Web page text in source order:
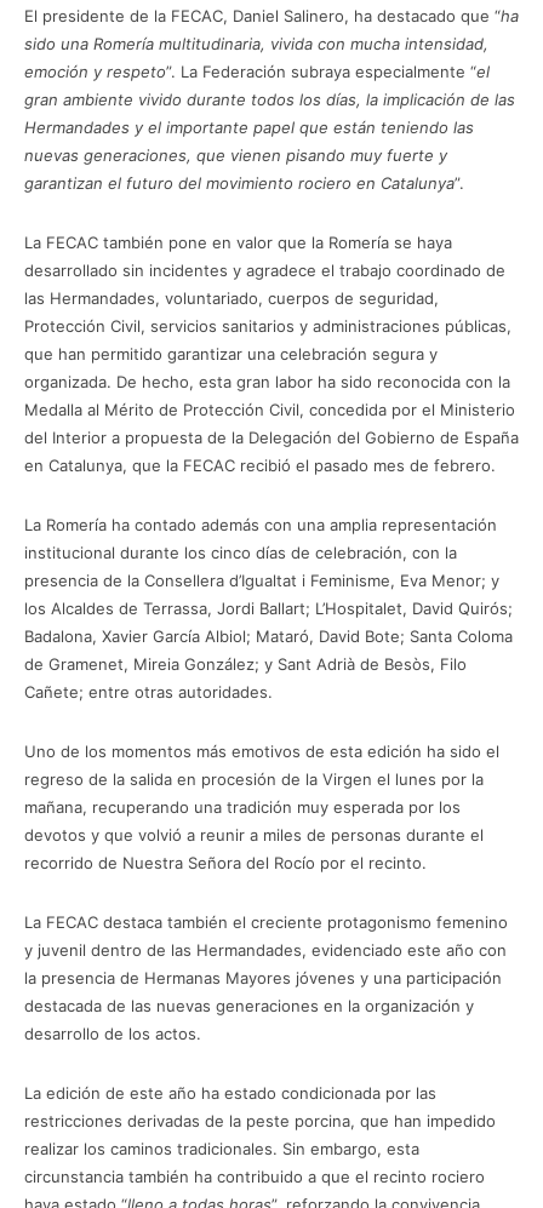
El presidente de la FECAC, Daniel Salinero, ha destacado que “ha
sido una Romería multitudinaria, vivida con mucha intensidad,
emoción y respeto”. La Federación subraya especialmente “el
gran ambiente vivido durante todos los días, la implicación de las
Hermandades y el importante papel que están teniendo las
nuevas generaciones, que vienen pisando muy fuerte y
garantizan el futuro del movimiento rociero en Catalunya”.
La FECAC también pone en valor que la Romería se haya
desarrollado sin incidentes y agradece el trabajo coordinado de
las Hermandades, voluntariado, cuerpos de seguridad,
Protección Civil, servicios sanitarios y administraciones públicas,
que han permitido garantizar una celebración segura y
organizada. De hecho, esta gran labor ha sido reconocida con la
Medalla al Mérito de Protección Civil, concedida por el Ministerio
del Interior a propuesta de la Delegación del Gobierno de España
en Catalunya, que la FECAC recibió el pasado mes de febrero.
La Romería ha contado además con una amplia representación
institucional durante los cinco días de celebración, con la
presencia de la Consellera d’Igualtat i Feminisme, Eva Menor; y
los Alcaldes de Terrassa, Jordi Ballart; L’Hospitalet, David Quirós;
Badalona, Xavier García Albiol; Mataró, David Bote; Santa Coloma
de Gramenet, Mireia González; y Sant Adrià de Besòs, Filo
Cañete; entre otras autoridades.
Uno de los momentos más emotivos de esta edición ha sido el
regreso de la salida en procesión de la Virgen el lunes por la
mañana, recuperando una tradición muy esperada por los
devotos y que volvió a reunir a miles de personas durante el
recorrido de Nuestra Señora del Rocío por el recinto.
La FECAC destaca también el creciente protagonismo femenino
y juvenil dentro de las Hermandades, evidenciado este año con
la presencia de Hermanas Mayores jóvenes y una participación
destacada de las nuevas generaciones en la organización y
desarrollo de los actos.
La edición de este año ha estado condicionada por las
restricciones derivadas de la peste porcina, que han impedido
realizar los caminos tradicionales. Sin embargo, esta
circunstancia también ha contribuido a que el recinto rociero